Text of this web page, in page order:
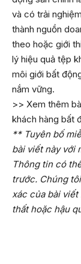
và có trải
thành nguồn
theo hoặc giới
lý hiệu quả tệp
môi giới bất
nắm vững.
>> Xem thêm
khách hàng bất
** Tuyên bố
bài viết này với
Thông tin có
trước. Chúng
xác của bài
thất hoặc hậu